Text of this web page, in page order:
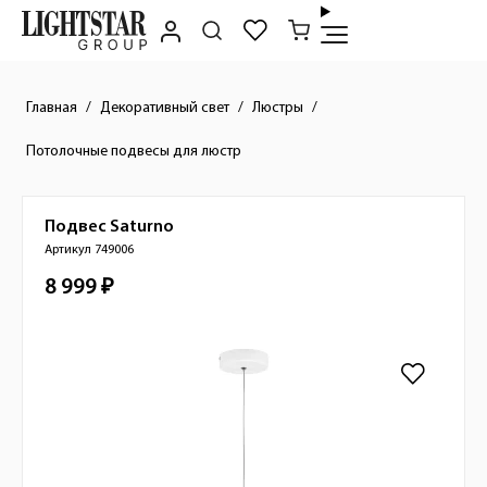
Главная Декоративный свет Люстры
Потолочные подвесы для люстр
Краткое описание товара
Изображения товара
Подвес Saturno
Артикул 749006
Стоимость товара
8 999 ₽